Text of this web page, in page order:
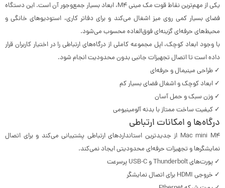
یکی از مهم‌ترین نقاط قوت مک مینی M4، ابعاد بسیار جمع‌وجور آن است. این دستگاه
فضای بسیار کمی روی میز اشغال می‌کند و برای دفاتر کاری، استودیوهای خانگی و
محیط‌های حرفه‌ای گزینه‌ای فوق‌العاده محسوب می‌شود.
با وجود ابعاد کوچک، اپل مجموعه کاملی از درگاه‌های ارتباطی را در اختیار کاربران قرار
داده است تا اتصال تجهیزات جانبی بدون محدودیت انجام شود.
✓ طراحی مینیمال و حرفه‌ای
✓ ابعاد کوچک و اشغال فضای بسیار کم
✓ وزن سبک و حمل آسان
✓ کیفیت ساخت ممتاز با بدنه آلومینیومی
درگاه‌ها و امکانات ارتباطی
Mac mini M4 از جدیدترین استانداردهای ارتباطی پشتیبانی می‌کند و برای اتصال
نمایشگرها و تجهیزات حرفه‌ای محدودیتی ایجاد نمی‌کند.
✓ پورت‌های Thunderbolt و USB-C پرسرعت
✓ خروجی HDMI برای اتصال نمایشگر